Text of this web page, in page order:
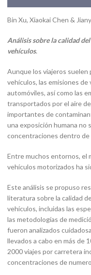
Bin Xu, Xiaokai Chen &
Análisis sobre la calidad
vehículos.
Aunque los viajeros suelen
vehículos, las emisiones
automóviles, así como las
transportados por el aire
importantes de
una exposición humana no
concentraciones dentro de
Entre muchos entornos, el
vehículos motorizados ha
Este análisis se propuso
literatura sobre la calidad
vehículos, incluidas las
las metodologías de
fueron analizados
llevados a cabo en más de
2000 viajes por carretera
concentraciones de